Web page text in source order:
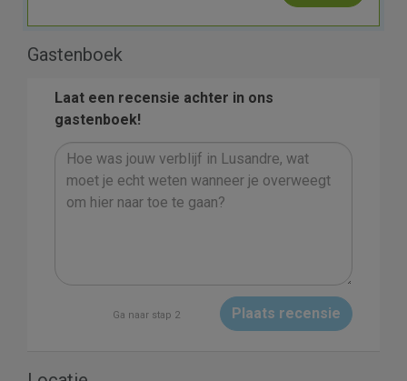
Gastenboek
Laat een recensie achter in ons
gastenboek!
Ga naar stap 2 Plaats recensie